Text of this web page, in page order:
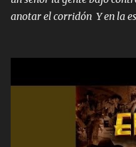
anotar el corridón Y en la
camisa es color Verde y
con los drones patrullando
Bellas Artes me ve en las
verde se le extraña pa que